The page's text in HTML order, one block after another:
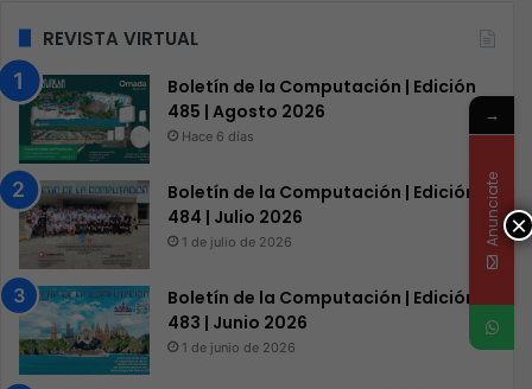
REVISTA VIRTUAL
Boletín de la Computación | Edición
485 | Agosto 2026
Hace 6 días
Boletín de la Computación | Edición
484 | Julio 2026
1 de julio de 2026
Boletín de la Computación | Edición
483 | Junio 2026
1 de junio de 2026
×
→
Anunciate